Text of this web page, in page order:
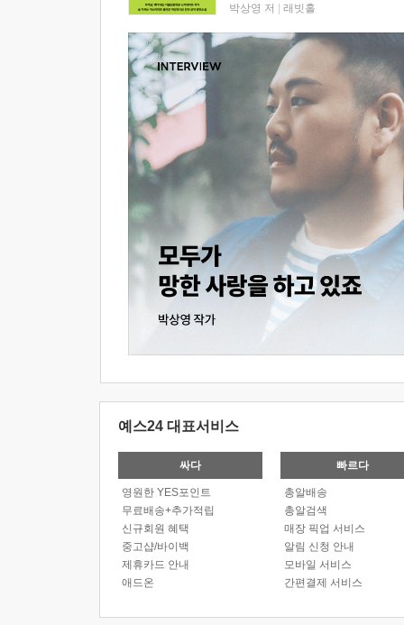
박상영 저 래빗홀
예스24 대표서비스
싸다
영원한 YES포인트
무료배송+추가적립
신규회원 혜택
중고샵/바이백
제휴카드 안내
애드온
빠르다
총알배송
총알검색
매장 픽업 서비스
알림 신청 안내
모바일 서비스
간편결제 서비스